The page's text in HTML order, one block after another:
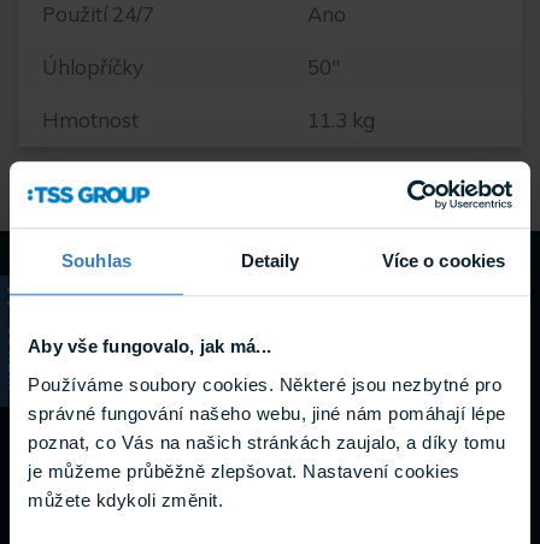
Souhlas Detaily Více o cookies
Aby vše fungovalo, jak má...
Používáme soubory cookies. Některé jsou nezbytné pro
správné fungování našeho webu, jiné nám pomáhají lépe
poznat, co Vás na našich stránkách zaujalo, a díky tomu
je můžeme průběžně zlepšovat. Nastavení cookies
můžete kdykoli změnit.
KATALOG
Použití 24/7 Ano
Úhlopříčky 50"
Hmotnost 11.3 kg
Návody a
podpora
Datasheety